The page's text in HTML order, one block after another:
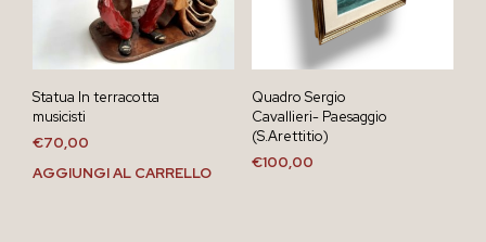
Statua In terracotta
musicisti
€70,00
AGGIUNGI AL CARRELLO
Quadro Sergio
Cavallieri- Paesaggio
(S.Arettitio)
€100,00